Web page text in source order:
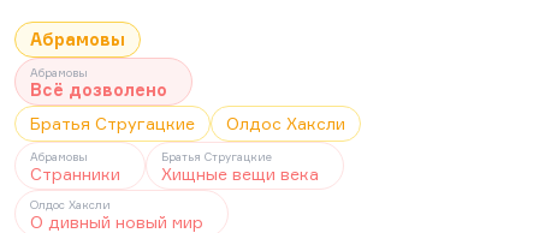
Абрамовы
Абрамовы
Всё дозволено
Братья Стругацкие
Олдос Хаксли
Абрамовы
Странники
Братья Стругацкие
Хищные вещи века
Олдос Хаксли
О дивный новый мир